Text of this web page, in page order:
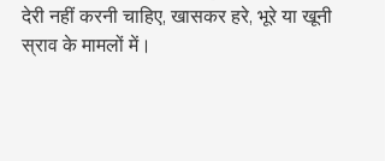
देरी नहीं करनी चाहिए, खासकर हरे, भूरे या खूनी
स्राव के मामलों में।